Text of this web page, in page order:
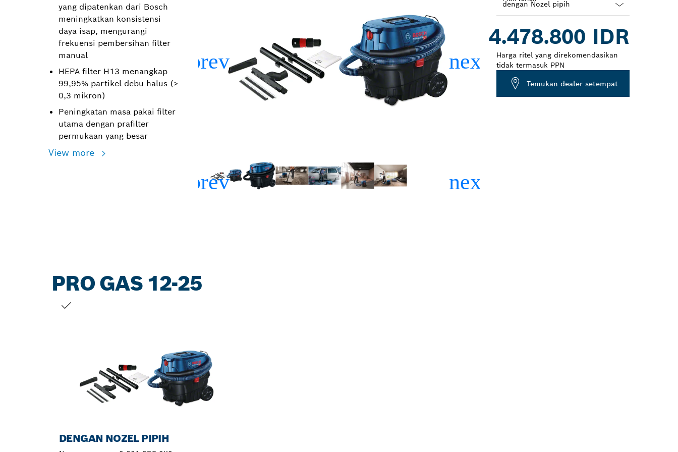
yang dipatenkan dari Bosch
meningkatkan konsistensi
daya isap, mengurangi
frekuensi pembersihan filter
manual
HEPA filter H13 menangkap
99,95% partikel debu halus (>
0,3 mikron)
Peningkatan masa pakai filter
utama dengan prafilter
permukaan yang besar
View more
closed
4.478.800 IDR
Harga ritel yang direkomendasikan
tidak termasuk PPN
Temukan dealer setempat
PRO GAS 12-25
DENGAN NOZEL PIPIH